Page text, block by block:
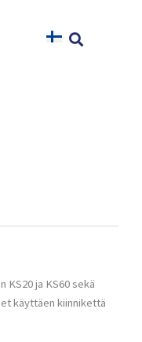
KS20 ja KS60 sekä
käyttäen kiinnikettä